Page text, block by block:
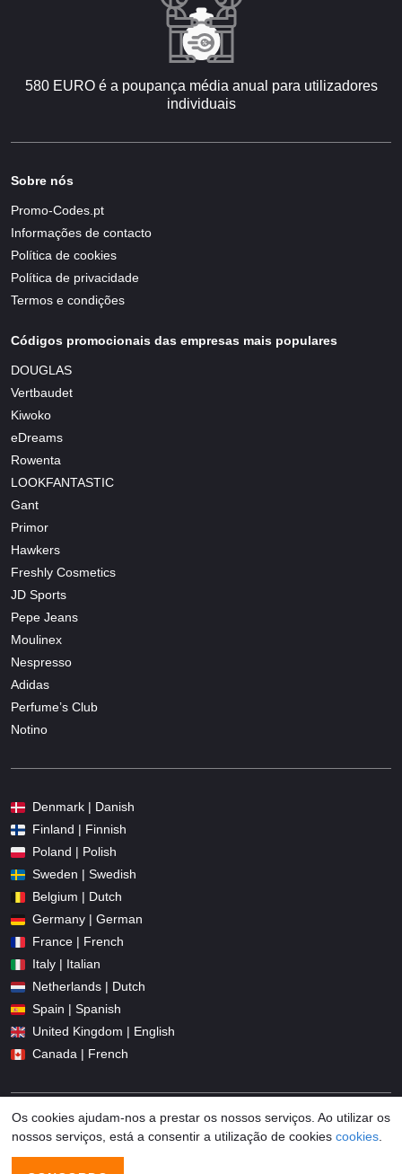
580 EURO é a poupança média anual para utilizadores
individuais
Sobre nós
Promo-Codes.pt
Informações de contacto
Política de cookies
Política de privacidade
Termos e condições
Códigos promocionais das empresas mais populares
DOUGLAS
Vertbaudet
Kiwoko
eDreams
Rowenta
LOOKFANTASTIC
Gant
Primor
Hawkers
Freshly Cosmetics
JD Sports
Pepe Jeans
Moulinex
Nespresso
Adidas
Perfume’s Club
Notino
Denmark | Danish
Finland | Finnish
Poland | Polish
Sweden | Swedish
Belgium | Dutch
Germany | German
France | French
Italy | Italian
Netherlands | Dutch
Spain | Spanish
United Kingdom | English
Canada | French
Os cookies ajudam-nos a prestar os nossos serviços. Ao utilizar os
nossos serviços, está a consentir a utilização de cookies cookies